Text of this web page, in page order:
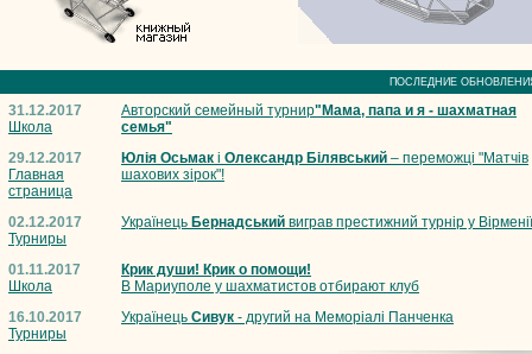
ПОСЛЕДНИЕ
31.12.2017
Школа
Авторский семейный турнир"Мама, папа и я - шахматная
семья"
29.12.2017
Главная
страница
Юлія Осьмак і Олександр Білявський – переможці "Матчів
шахових зірок"!
02.12.2017
Турниры
Українець Бернадський виграв престижний турнір у Вірменії
01.11.2017
Школа
Крик души! Крик о помощи!
В Мариуполе у шахматистов отбирают клуб
16.10.2017
Турниры
Українець Сивук - другий на Меморіалі Панченка